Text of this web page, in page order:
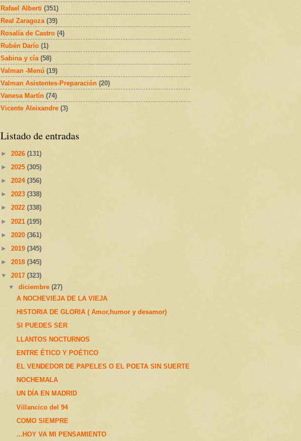
Rafael Alberti (351)
Real Zaragoza (39)
Rosalía de Castro (4)
Rubén Darío (1)
Sabina y cía (58)
Valman -Menú (19)
Valman Asistentes-Preparación (20)
Vanesa Martín (74)
Vicente Aleixandre (3)
Listado de entradas
► 2026 (131)
► 2025 (305)
► 2024 (356)
► 2023 (338)
► 2022 (338)
► 2021 (195)
► 2020 (361)
► 2019 (345)
► 2018 (345)
▼ 2017 (323)
▼diciembre(27)
A NOCHEVIEJA DE LA VIEJA
HISTORIA DE GLORIA ( Amor,humor y desamor)
SI PUEDES SER
LLANTOS NOCTURNOS
ENTRE ÉTICO Y POÉTICO
EL VENDEDOR DE PAPELES O EL POETA SIN SUERTE
NOCHEMALA
UN DÍA EN MADRID
Villancico del 94
COMO SIEMPRE
...HOY VA MI PENSAMIENTO